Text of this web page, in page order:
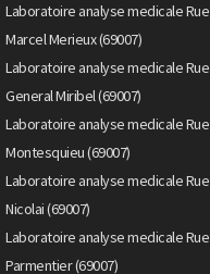
Laboratoire analyse medicale Rue
Marcel Merieux (69007)
Laboratoire analyse medicale Rue
General Miribel (69007)
Laboratoire analyse medicale Rue
Montesquieu (69007)
Laboratoire analyse medicale Rue
Nicolai (69007)
Laboratoire analyse medicale Rue
Parmentier (69007)